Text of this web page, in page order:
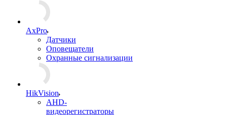
AxPro
Датчики
Оповещатели
Охранные сигнализации
HikVision
AHD-
видеорегистраторы